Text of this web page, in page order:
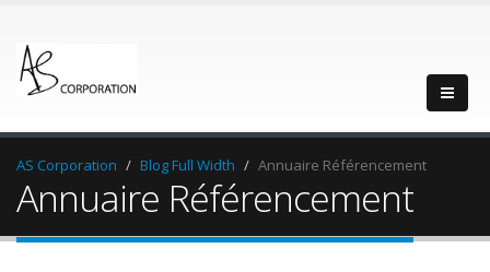
AS Corporation Blog Full Width Annuaire Référencement
Annuaire Référencement